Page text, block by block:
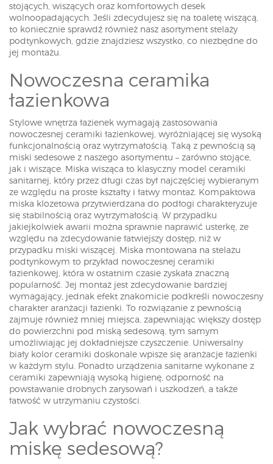
stojących, wiszących oraz komfortowych desek
wolnoopadających. Jeśli zdecydujesz się na toaletę wiszącą,
to koniecznie sprawdź również nasz asortyment stelaży
podtynkowych, gdzie znajdziesz wszystko, co niezbędne do
jej montażu.
Nowoczesna ceramika
łazienkowa
Stylowe wnętrza łazienek wymagają zastosowania
nowoczesnej ceramiki łazienkowej, wyróżniającej się wysoką
funkcjonalnością oraz wytrzymałością. Taką z pewnością są
miski sedesowe z naszego asortymentu – zarówno stojące,
jak i wiszące. Miska wisząca to klasyczny model ceramiki
sanitarnej, który przez długi czas był najczęściej wybieranym
ze względu na proste kształty i łatwy montaż. Kompaktowa
miska klozetowa przytwierdzana do podłogi charakteryzuje
się stabilnością oraz wytrzymałością. W przypadku
jakiejkolwiek awarii można sprawnie naprawić usterkę, ze
względu na zdecydowanie łatwiejszy dostęp, niż w
przypadku miski wiszącej. Miska montowana na stelażu
podtynkowym to przykład nowoczesnej ceramiki
łazienkowej, która w ostatnim czasie zyskała znaczną
popularność. Jej montaż jest zdecydowanie bardziej
wymagający, jednak efekt znakomicie podkreśli nowoczesny
charakter aranżacji łazienki. To rozwiązanie z pewnością
zajmuje również mniej miejsca, zapewniając większy dostęp
do powierzchni pod miską sedesową, tym samym
umożliwiając jej dokładniejsze czyszczenie. Uniwersalny
biały kolor ceramiki doskonale wpisze się aranżacje łazienki
w każdym stylu. Ponadto urządzenia sanitarne wykonane z
ceramiki zapewniają wysoką higienę, odporność na
powstawanie drobnych zarysowań i uszkodzeń, a także
łatwość w utrzymaniu czystości.
Jak wybrać nowoczesną
miskę sedesową?